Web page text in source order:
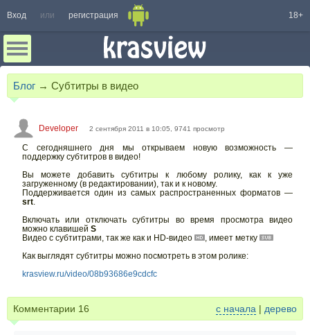
Вход или регистрация 18+
Блог → Субтитры в видео
Developer 2 сентября 2011 в 10:05, 9741 просмотр
С сегодняшнего дня мы открываем новую возможность —
поддержку субтитров в видео!
Вы можете добавить субтитры к любому ролику, как к уже
загруженному (в редактировании), так и к новому.
Поддерживается один из самых распространенных форматов —
srt.
Включать или отключать субтитры во время просмотра видео
можно клавишей S
Видео с субтитрами, так же как и HD-видео
, имеет метку
Как выглядят субтитры можно посмотреть в этом ролике:
krasview.ru/video/08b93686e9cdcfc
Комментарии 16 с начала | дерево